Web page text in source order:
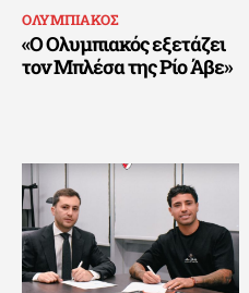
ΟΛΥΜΠΙΑΚΟΣ
«Ο Ολυμπιακός εξετάζει
τον Μπλέσα της Ρίο Άβε»